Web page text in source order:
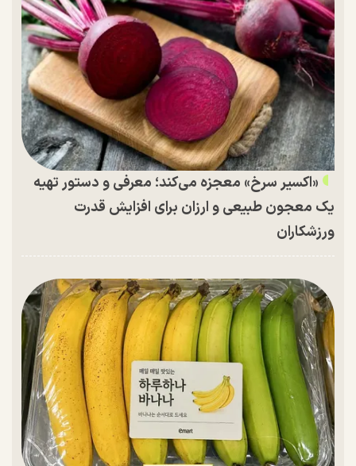
«اکسیر سرخ» معجزه می‌کند؛ معرفی و دستور تهیه
یک معجون طبیعی و ارزان برای افزایش قدرت
ورزشکاران